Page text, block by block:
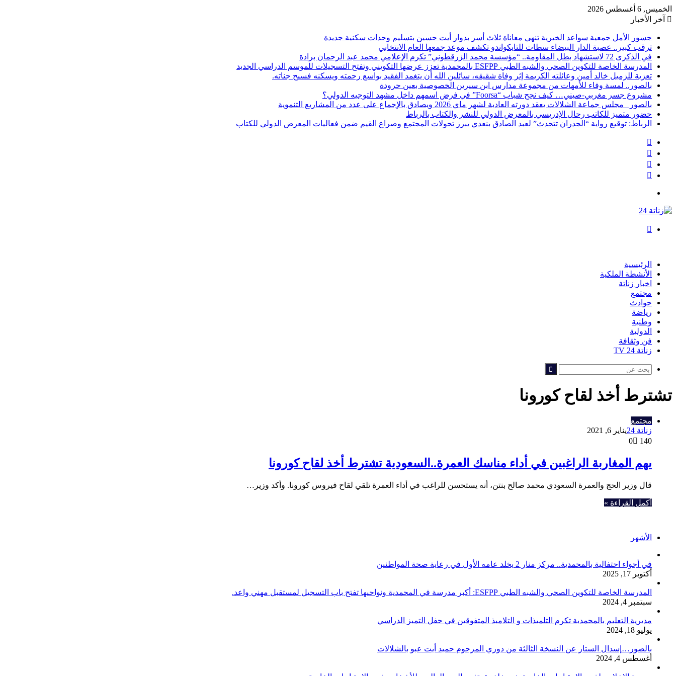
الخميس, 6 أغسطس 2026
آخر الأخبار
​جسور الأمل جمعية سواعد الخيرية تنهي معاناة ثلاث أسر بدوار أيت حسين بتسليم وحدات سكنية جديدة
ترقب كبير.. عصبة الدار البيضاء سطات للتايكواندو تكشف موعد جمعها العام الانتخابي
في الذكرى 72 لاستشهاد بطل المقاومة.. “مؤسسة محمد الزرقطوني” تكرم الإعلامي محمد عبد الرحمان برادة
المدرسة الخاصة للتكوين الصحي والشبه الطبي ESFPP بالمحمدية تعزز عرضها التكويني وتفتح التسجيلات للموسم الدراسي الجديد
تعزية للزميل خالد أمين وعائلته الكريمة إثر وفاة شقيقه، سائلين الله أن يتغمد الفقيد بواسع رحمته ويسكنه فسيح جناته.
بالصور.. لمسة وفاء للأمهات من مجموعة مدارس ابن سيرين الخصوصية بعين حرودة
مشروع جسر مغربي-صيني… كيف نجح شباب “Foorsa” في فرض اسمهم داخل مشهد التوجيه الدولي؟
بالصور _مجلس جماعة الشلالات يعقد دورته العادية لشهر ماي 2026 ويصادق بالإجماع على عدد من المشاريع التنموية
حضور متميز للكاتب رحال الإدريسي بالمعرض الدولي للنشر والكتاب بالرباط
الرباط: توقيع رواية “الجدران تتحدث” لعبد الصادق بنعدي يبرز تحولات المجتمع وصراع القيم ضمن فعاليات المعرض الدولي للكتاب
الرئيسية
الأنشطة الملكية
اخبار زناتة
مجتمع
حوادث
رياضة
وطنية
الدولية
فن وثقافة
زناتة 24 TV
بحث
تشترط أخذ لقاح كورونا
مجتمع
زناتة 24
يناير 6, 2021
0
140
يهم المغاربة الراغبين في أداء مناسك العمرة..السعودية تشترط أخذ لقاح كورونا
قال وزير الحج والعمرة السعودي محمد صالح بنتن، أنه يستحسن للراغب في أداء العمرة تلقي لقاح فيروس كورونا. وأكد وزير…
أكمل القراءة »
الأشهر
في أجواء احتفالية بالمحمدية.. مركز منار 2 يخلد عامه الأول في رعاية صحة المواطنين
أكتوبر 17, 2025
المدرسة الخاصة للتكوين الصحي والشبه الطبي ESFPP: أكبر مدرسة في المحمدية ونواحيها تفتح باب التسجيل لمستقبل مهني واعد.
سبتمبر 4, 2024
مديرية التعليم بالمحمدية تكرم التلميذات و التلاميذ المتفوقين في حفل التميز الدراسي
يوليو 18, 2024
بالصور…إسدال الستار عن النسخة الثالثة من دوري المرحوم حميد أيت عبو بالشلالات
أغسطس 4, 2024